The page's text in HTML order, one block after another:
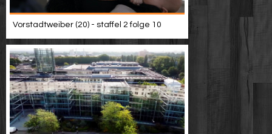
Vorstadtweiber (20) - staffel 2 folge 10